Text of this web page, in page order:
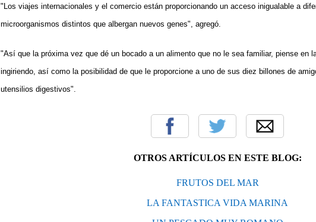
"Los viajes internacionales y el comercio están proporcionando un acceso inigualable a
microorganismos distintos que albergan nuevos genes", agregó.
"Así que la próxima vez que dé un bocado a un alimento que no le sea familiar, piense en
ingiriendo, así como la posibilidad de que le proporcione a uno de sus diez billones de
utensilios digestivos".
OTROS ARTÍCULOS EN ESTE BLOG:
FRUTOS DEL MAR
LA FANTASTICA VIDA MARINA